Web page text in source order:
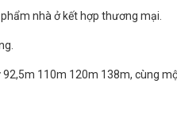
nhà ở kết hợp thương mại.
110m 120m 138m, cùng